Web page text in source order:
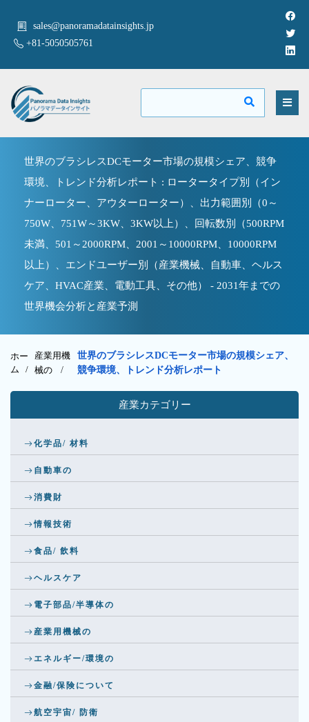
sales@panoramadatainsights.jp
+81-5050505761
世界のブラシレスDCモーター市場の規模シェア、競争
環境、トレンド分析レポート : ロータータイプ別（イン
ナーローター、アウターローター）、出力範囲別（0～
750W、751W～3KW、3KW以上）、回転数別（500RPM
未満、501～2000RPM、2001～10000RPM、10000RPM
以上）、エンドユーザー別（産業機械、自動車、ヘルス
ケア、HVAC産業、電動工具、その他） - 2031年までの
世界機会分析と産業予測
ホー
ム /
産業用機
械の /
世界のブラシレスDCモーター市場の規模シェア、
競争環境、トレンド分析レポート
産業カテゴリー
化学品/ 材料
自動車の
消費財
情報技術
食品/ 飲料
ヘルスケア
電子部品/半導体の
産業用機械の
エネルギー/環境の
金融/保険について
航空宇宙/ 防衛